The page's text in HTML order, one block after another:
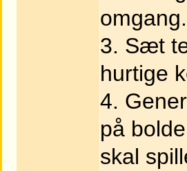
omgang.
3. Sæt
hurtige
4.
på
skal